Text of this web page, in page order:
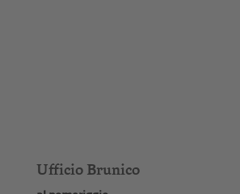
Ufficio Brunico